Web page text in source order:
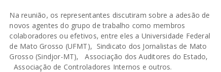
Na reunião, os representantes discutiram sobre a adesão de
novos agentes do grupo de trabalho como membros
colaboradores ou efetivos, entre eles a Universidade Federal
de Mato Grosso (UFMT), Sindicato dos Jornalistas de Mato
Grosso (Sindjor-MT), Associação dos Auditores do Estado,
Associação de Controladores Internos e outros.